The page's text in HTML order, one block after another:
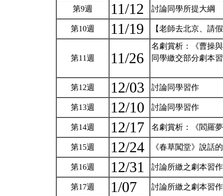
第9週 11/12 討論同學所提大綱
第10週 11/19 【老師去北京、請
第11週 11/26
名劇賞析：《曹操
同學繳交部分劇本
第12週 12/03 討論同學習作
第13週 12/10 討論同學習作
第14週 12/17 名劇賞析：《閻羅
第15週 12/24 《春草闖堂》說話
第16週 12/31 討論所繳之劇本習
第17週 1/07 討論所繳之劇本習